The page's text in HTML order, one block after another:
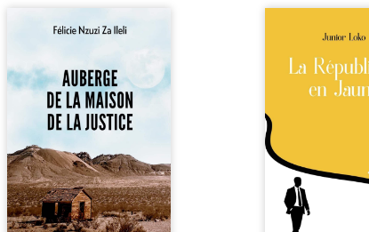
Auberge de la maison de la
parcours exemplaire de Mbala
Zi Nkuaku Lema Félix.
Magistrat intègre, fervent
défenseur des droits humains
et de l’indépendance
judiciaire, il voit sa carrière de
trente-quatre ans brutalement
brisée par une révocation
arbitraire en 2009, plongeant
sa vie dans un chaos matériel
et moral. À ...
Congo, la
jumeaux de
bouleverse
Senior est Noir
Blanc, bien
couple de
l’événement
internationaux et
le bébé blanc
emblématique
selon certains,
salvatrice.